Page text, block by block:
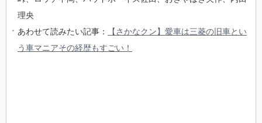
理央
あわせて読みたい記事：
【さかなクン】愛車は三菱の旧車とい
う車マニアその経歴もすごい！